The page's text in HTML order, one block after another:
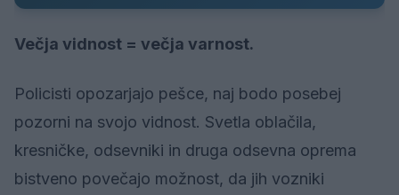
Večja vidnost = večja varnost.
Policisti opozarjajo pešce, naj bodo posebej
pozorni na svojo vidnost. Svetla oblačila,
kresničke, odsevniki in druga odsevna oprema
bistveno povečajo možnost, da jih vozniki